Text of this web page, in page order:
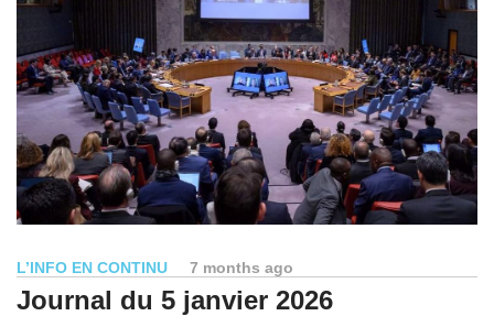
L’INFO EN CONTINU 7 months ago
Journal du 5 janvier 2026